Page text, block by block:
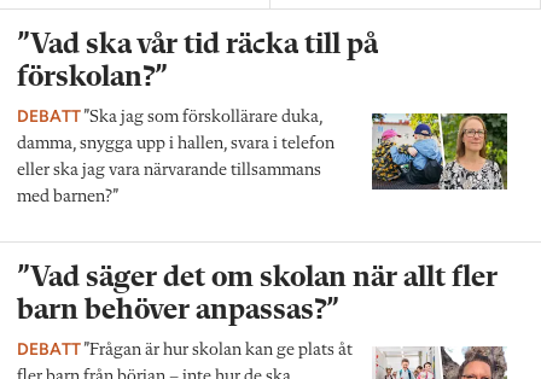
”Vad ska vår tid räcka till på
förskolan?”
DEBATT”Ska jag som förskollärare duka,
damma, snygga upp i hallen, svara i telefon
eller ska jag vara närvarande tillsammans
med barnen?”
”Vad säger det om skolan när allt fler
barn behöver anpassas?”
DEBATT”Frågan är hur skolan kan ge plats åt